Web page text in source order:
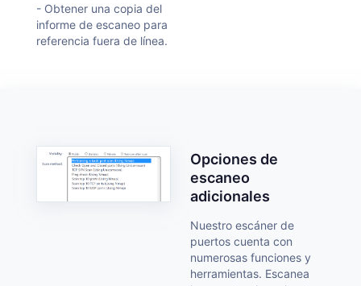
- Obtener una copia del
informe de escaneo para
referencia fuera de línea.
Opciones de
escaneo
adicionales
Nuestro escáner de
puertos cuenta con
numerosas funciones y
herramientas. Escanea